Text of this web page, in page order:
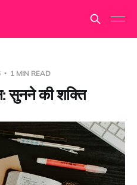
1 MIN READ
सुनने की शक्ति